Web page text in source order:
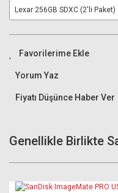
Lexar 256GB SDXC (2'li Paket)
Yorum Yaz
Fiyatı Düşünce Haber Ver
Genellikle Birlikte